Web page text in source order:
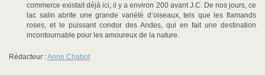
commerce existait déjà ici, il y a environ 200 avant J.C. De nos jours, ce
lac salin abrite une grande variété d’oiseaux, tels que les flamands
roses, et le puissant condor des Andes, qui en fait une destination
incontournable pour les amoureux de la nature.
Rédacteur :Anne Chabot